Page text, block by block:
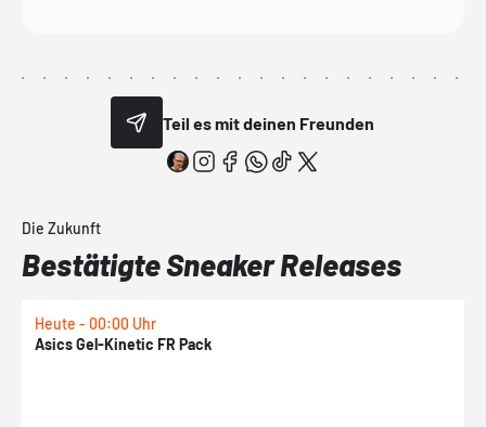
Teil es mit deinen Freunden
Die Zukunft
Bestätigte Sneaker Releases
Heute - 00:00 Uhr
Asics Gel-Kinetic FR Pack